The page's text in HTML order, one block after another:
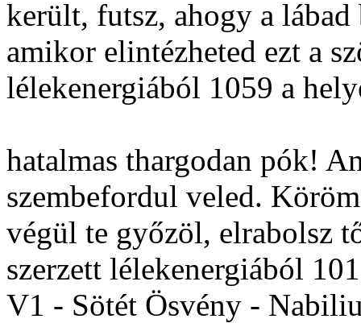
került, futsz, ahogy a
amikor elintézheted ezt a
lélekenergiából 1059 a
hatalmas thargodan pók!
szembefordul veled.
végül te győzöl, elrabolsz
szerzett lélekenergiából
V1 - Sötét Ösvény -